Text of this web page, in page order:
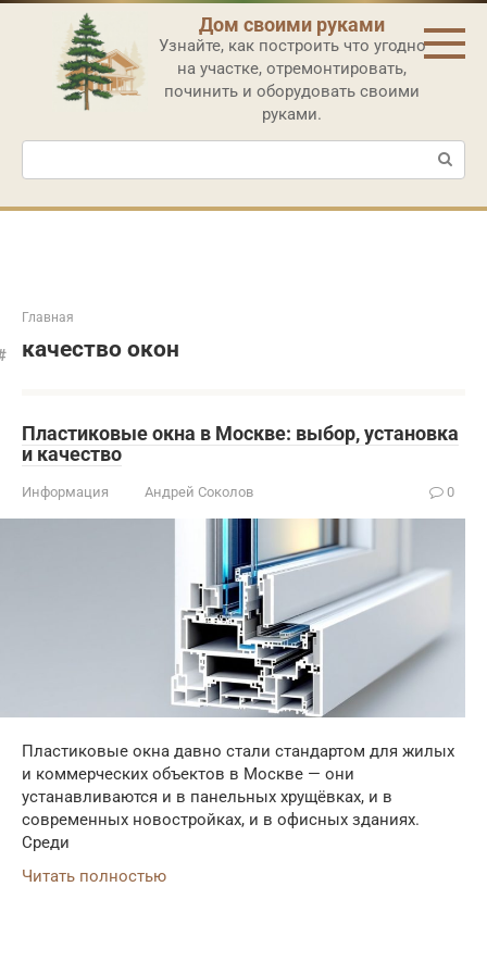
Перейти
контенту
Дом своими руками
Узнайте, как построить что угодно
на участке, отремонтировать,
починить и оборудовать своими
руками.
Поиск:
Главная
качество окон
Пластиковые окна в Москве: выбор, установка
и качество
Информация Андрей Соколов 0
Пластиковые окна давно стали стандартом для жилых
и коммерческих объектов в Москве — они
устанавливаются и в панельных хрущёвках, и в
современных новостройках, и в офисных зданиях.
Среди
Читать полностью